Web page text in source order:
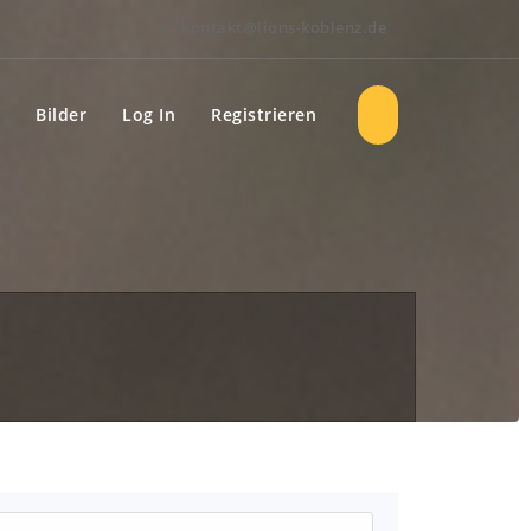
kontakt@lions-koblenz.de
Bilder Log In Registrieren